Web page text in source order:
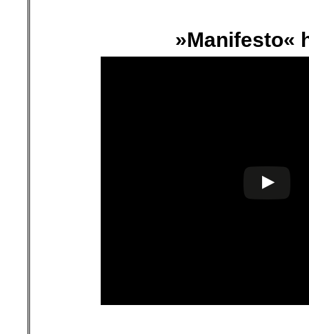
»Manifesto«